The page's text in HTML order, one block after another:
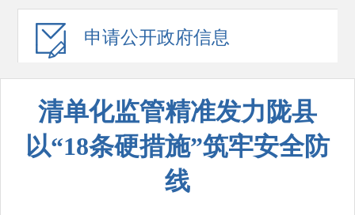
申请公开政府信息
清单化监管精准发力陇县
以“18条硬措施”筑牢安全防
线